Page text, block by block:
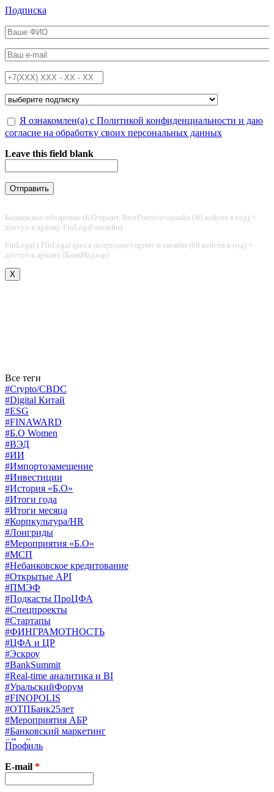
Перейти к основному содержанию
Подписка
ФИО*
Email*
Телефон*
Подписка на*
Обработка персональных данных*
Я ознакомлен(а) с Политикой конфиденциальности и даю
согласие на обработку своих персональных данных
Leave this field blank
Банковское обозрение (Б.О принт, BestPractice-онлайн (40 кейсов в год) +
доступ к архиву FinLegal-онлайн)
FinLegal ( FinLegal (раз в полугодие) принт и онлайн (60 кейсов в год) +
доступ к архиву (БанкНадзор)
X
Все теги
#Crypto/CBDC
#Digital Китай
#ESG
#FINAWARD
#Б.О Women
#ВЭД
#ИИ
#Импортозамещение
#Инвестиции
#История «Б.О»
#Итоги года
#Итоги месяца
#Корпкультура/HR
#Лонгриды
#Мероприятия «Б.О»
#МСП
#Небанковское кредитование
#Открытые API
#ПМЭФ
#Подкасты ПроЦФА
#Спецпроекты
#Стартапы
#ФИНГРАМОТНОСТЬ
#ЦФА и ЦР
#Эскроу
#BankSummit
#Real-time аналитика и BI
#УральскийФорум
#FINOPOLIS
#ОТПБанк25лет
#Мероприятия АБР
#Банковский маркетинг
#Драйверы страхования
#Финконгресс ЦБ
#PB&WM
#UX/CX
#Экосистемы
Профиль
E-mail *